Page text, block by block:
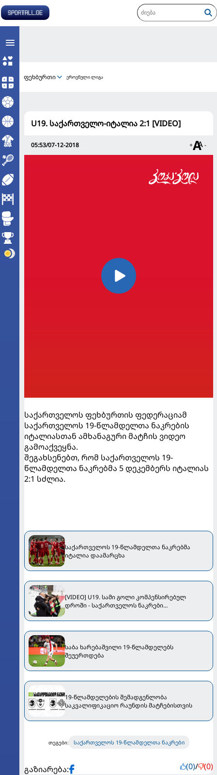
ფეხბურთი ეროვნული ლიგა
U19. საქართველო-იტალია 2:1 [VIDEO]
05:53/07-12-2018 + -
საქართველოს ფეხბურთის ფედერაციამ
საქართველოს 19-წლამდელთა ნაკრების
იტალიასთან ამხანაგური მატჩის ვიდეო
გამოაქვეყნა.
შეგახსენებთ, რომ საქართველოს 19-
წლამდელთა ნაკრებმა 5 დეკემბერს იტალიას
2:1 სძლია.
საქართველოს 19-წლამდელთა ნაკრებმა
იტალია დაამარცხა
[VIDEO] U19. სამი გოლი კომპენსირებულ
დროში - საქართველოს ნაკრები
საბა ხარებაშვილი 19-წლამდელებს
შეუერთდება
19-წლამდელების შემადგენლობა
საკვალიფიკაციო რაუნდის მატჩებისთვის
თეგები: საქართველოს 19-წლამდელთა ნაკრები
გაზიარება: (0)/ (0)